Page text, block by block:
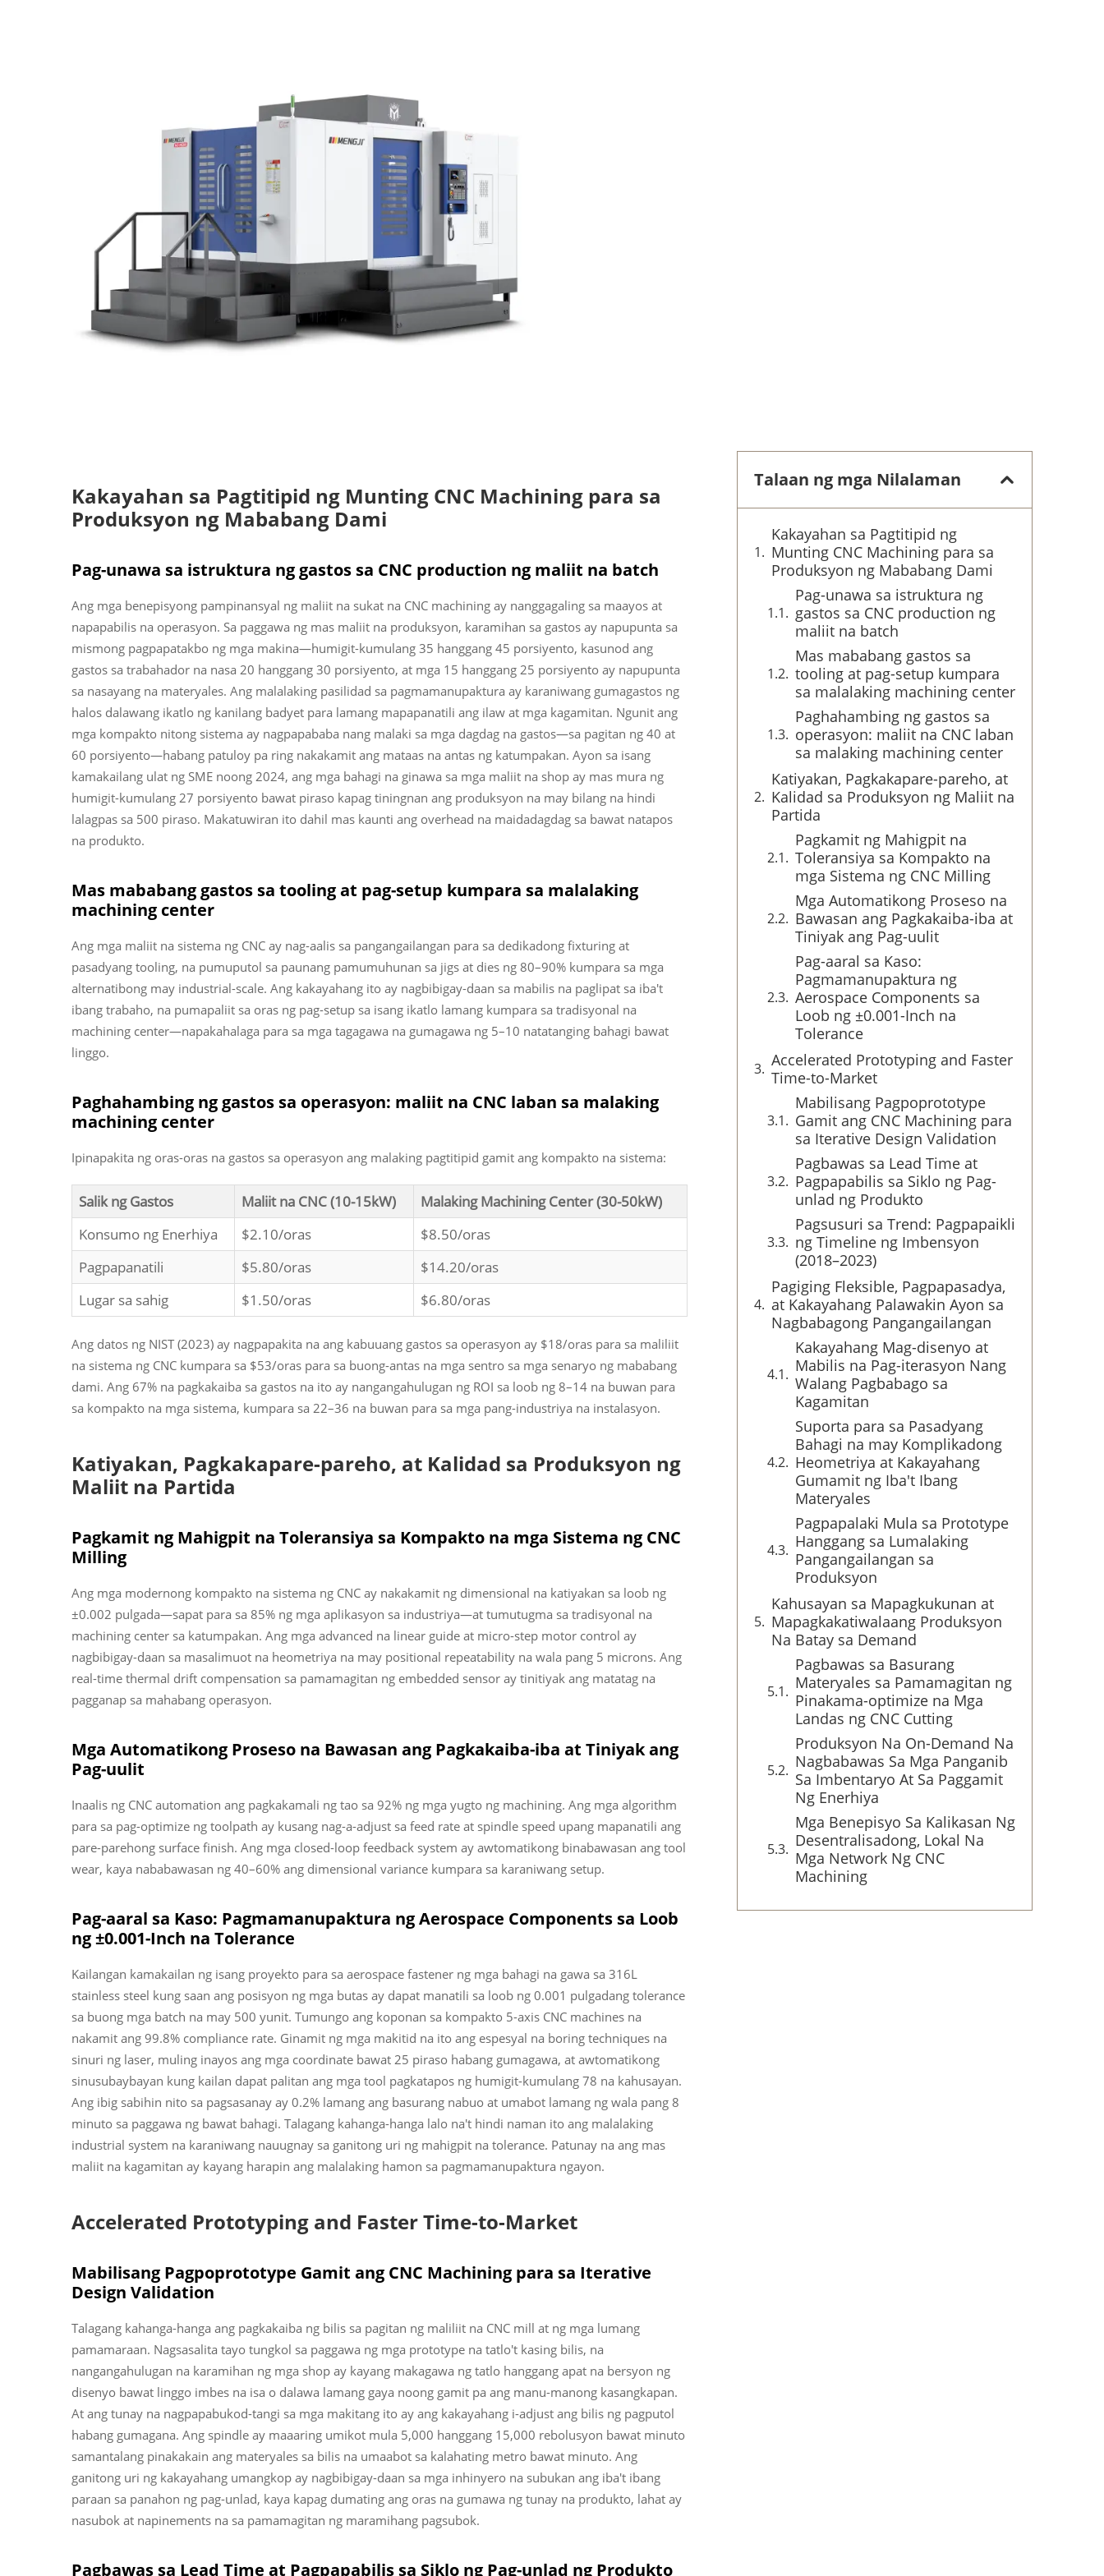
Industriya Ng Kagamitan
Pagsasakay Ng Enerhiya Sa
Kakayahan sa Pagtitipid ng Munting CNC Machining para sa
Produksyon ng Mababang Dami
Pag-unawa sa istruktura ng gastos sa CNC production ng maliit na batch
Ang mga benepisyong pampinansyal ng maliit na sukat na CNC machining ay nanggagaling sa maayos at
napapabilis na operasyon. Sa paggawa ng mas maliit na produksyon, karamihan sa gastos ay napupunta sa
mismong pagpapatakbo ng mga makina—humigit-kumulang 35 hanggang 45 porsiyento, kasunod ang
gastos sa trabahador na nasa 20 hanggang 30 porsiyento, at mga 15 hanggang 25 porsiyento ay napupunta
sa nasayang na materyales. Ang malalaking pasilidad sa pagmamanupaktura ay karaniwang gumagastos ng
halos dalawang ikatlo ng kanilang badyet para lamang mapapanatili ang ilaw at mga kagamitan. Ngunit ang
mga kompakto nitong sistema ay nagpapababa nang malaki sa mga dagdag na gastos—sa pagitan ng 40 at
60 porsiyento—habang patuloy pa ring nakakamit ang mataas na antas ng katumpakan. Ayon sa isang
kamakailang ulat ng SME noong 2024, ang mga bahagi na ginawa sa mga maliit na shop ay mas mura ng
humigit-kumulang 27 porsiyento bawat piraso kapag tiningnan ang produksyon na may bilang na hindi
lalagpas sa 500 piraso. Makatuwiran ito dahil mas kaunti ang overhead na maidadagdag sa bawat natapos
na produkto.
Mas mababang gastos sa tooling at pag-setup kumpara sa malalaking
machining center
Ang mga maliit na sistema ng CNC ay nag-aalis sa pangangailangan para sa dedikadong fixturing at
pasadyang tooling, na pumuputol sa paunang pamumuhunan sa jigs at dies ng 80–90% kumpara sa mga
alternatibong may industrial-scale. Ang kakayahang ito ay nagbibigay-daan sa mabilis na paglipat sa iba't
ibang trabaho, na pumapaliit sa oras ng pag-setup sa isang ikatlo lamang kumpara sa tradisyonal na
machining center—napakahalaga para sa mga tagagawa na gumagawa ng 5–10 natatanging bahagi bawat
linggo.
Paghahambing ng gastos sa operasyon: maliit na CNC laban sa malaking
machining center
Ipinapakita ng oras-oras na gastos sa operasyon ang malaking pagtitipid gamit ang kompakto na sistema:
Salik ng Gastos Maliit na CNC (10-15kW)
Malaking Machining Center (30-50kW)
Konsumo ng Enerhiya
$2.10/oras
$8.50/oras
Pagpapanatili
$5.80/oras
$14.20/oras
Lugar sa sahig
$1.50/oras $6.80/oras
Ang datos ng NIST (2023) ay nagpapakita na ang kabuuang gastos sa operasyon ay $18/oras para sa maliliit
na sistema ng CNC kumpara sa $53/oras para sa buong-antas na mga sentro sa mga senaryo ng mababang
dami. Ang 67% na pagkakaiba sa gastos na ito ay nangangahulugan ng ROI sa loob ng 8–14 na buwan para
sa kompakto na mga sistema, kumpara sa 22–36 na buwan para sa mga pang-industriya na instalasyon.
Katiyakan, Pagkakapare-pareho, at Kalidad sa Produksyon ng
Maliit na Partida
Pagkamit ng Mahigpit na Toleransiya sa Kompakto na mga Sistema ng CNC
Milling
Ang mga modernong kompakto na sistema ng CNC ay nakakamit ng dimensional na katiyakan sa loob ng
±0.002 pulgada—sapat para sa 85% ng mga aplikasyon sa industriya—at tumutugma sa tradisyonal na
machining center sa katumpakan. Ang mga advanced na linear guide at micro-step motor control ay
nagbibigay-daan sa masalimuot na heometriya na may positional repeatability na wala pang 5 microns. Ang
real-time thermal drift compensation sa pamamagitan ng embedded sensor ay tinitiyak ang matatag na
pagganap sa mahabang operasyon.
Mga Automatikong Proseso na Bawasan ang Pagkakaiba-iba at Tiniyak ang
Pag-uulit
Inaalis ng CNC automation ang pagkakamali ng tao sa 92% ng mga yugto ng machining. Ang mga algorithm
para sa pag-optimize ng toolpath ay kusang nag-a-adjust sa feed rate at spindle speed upang mapanatili ang
pare-parehong surface finish. Ang mga closed-loop feedback system ay awtomatikong binabawasan ang tool
wear, kaya nababawasan ng 40–60% ang dimensional variance kumpara sa karaniwang setup.
Pag-aaral sa Kaso: Pagmamanupaktura ng Aerospace Components sa Loob
ng ±0.001-Inch na Tolerance
Kailangan kamakailan ng isang proyekto para sa aerospace fastener ng mga bahagi na gawa sa 316L
stainless steel kung saan ang posisyon ng mga butas ay dapat manatili sa loob ng 0.001 pulgadang tolerance
sa buong mga batch na may 500 yunit. Tumungo ang koponan sa kompakto 5-axis CNC machines na
nakamit ang 99.8% compliance rate. Ginamit ng mga makitid na ito ang espesyal na boring techniques na
sinuri ng laser, muling inayos ang mga coordinate bawat 25 piraso habang gumagawa, at awtomatikong
sinusubaybayan kung kailan dapat palitan ang mga tool pagkatapos ng humigit-kumulang 78 na kahusayan.
Ang ibig sabihin nito sa pagsasanay ay 0.2% lamang ang basurang nabuo at umabot lamang ng wala pang 8
minuto sa paggawa ng bawat bahagi. Talagang kahanga-hanga lalo na't hindi naman ito ang malalaking
industrial system na karaniwang nauugnay sa ganitong uri ng mahigpit na tolerance. Patunay na ang mas
maliit na kagamitan ay kayang harapin ang malalaking hamon sa pagmamanupaktura ngayon.
Accelerated Prototyping and Faster Time-to-Market
Mabilisang Pagpoprototype Gamit ang CNC Machining para sa Iterative
Design Validation
Talagang kahanga-hanga ang pagkakaiba ng bilis sa pagitan ng maliliit na CNC mill at ng mga lumang
pamamaraan. Nagsasalita tayo tungkol sa paggawa ng mga prototype na tatlo't kasing bilis, na
nangangahulugan na karamihan ng mga shop ay kayang makagawa ng tatlo hanggang apat na bersyon ng
disenyo bawat linggo imbes na isa o dalawa lamang gaya noong gamit pa ang manu-manong kasangkapan.
At ang tunay na nagpapabukod-tangi sa mga makitang ito ay ang kakayahang i-adjust ang bilis ng pagputol
habang gumagana. Ang spindle ay maaaring umikot mula 5,000 hanggang 15,000 rebolusyon bawat minuto
samantalang pinakakain ang materyales sa bilis na umaabot sa kalahating metro bawat minuto. Ang
ganitong uri ng kakayahang umangkop ay nagbibigay-daan sa mga inhinyero na subukan ang iba't ibang
paraan sa panahon ng pag-unlad, kaya kapag dumating ang oras na gumawa ng tunay na produkto, lahat ay
nasubok at napinements na sa pamamagitan ng maramihang pagsubok.
Pagbawas sa Lead Time at Pagpapabilis sa Siklo ng Pag-unlad ng Produkto
Talaan ng mga Nilalaman
Kakayahan sa Pagtitipid ng
Munting CNC Machining para sa
Produksyon ng Mababang Dami
Pag-unawa sa istruktura ng
gastos sa CNC production ng
maliit na batch
Mas mababang gastos sa
tooling at pag-setup kumpara
sa malalaking machining center
Paghahambing ng gastos sa
operasyon: maliit na CNC laban
sa malaking machining center
Katiyakan, Pagkakapare-pareho, at
Kalidad sa Produksyon ng Maliit na
Partida
Pagkamit ng Mahigpit na
Toleransiya sa Kompakto na
mga Sistema ng CNC Milling
Mga Automatikong Proseso na
Bawasan ang Pagkakaiba-iba at
Tiniyak ang Pag-uulit
Pag-aaral sa Kaso:
Pagmamanupaktura ng
Aerospace Components sa
Loob ng ±0.001-Inch na
Tolerance
Accelerated Prototyping and Faster
Time-to-Market
Mabilisang Pagpoprototype
Gamit ang CNC Machining para
sa Iterative Design Validation
Pagbawas sa Lead Time at
Pagpapabilis sa Siklo ng Pag-
unlad ng Produkto
Pagsusuri sa Trend: Pagpapaikli
ng Timeline ng Imbensyon
(2018–2023)
Pagiging Fleksible, Pagpapasadya,
at Kakayahang Palawakin Ayon sa
Nagbabagong Pangangailangan
Kakayahang Mag-disenyo at
Mabilis na Pag-iterasyon Nang
Walang Pagbabago sa
Kagamitan
Suporta para sa Pasadyang
Bahagi na may Komplikadong
Heometriya at Kakayahang
Gumamit ng Iba't Ibang
Materyales
Pagpapalaki Mula sa Prototype
Hanggang sa Lumalaking
Pangangailangan sa
Produksyon
Kahusayan sa Mapagkukunan at
Mapagkakatiwalaang Produksyon
Na Batay sa Demand
Pagbawas sa Basurang
Materyales sa Pamamagitan ng
Pinakama-optimize na Mga
Landas ng CNC Cutting
Produksyon Na On-Demand Na
Nagbabawas Sa Mga Panganib
Sa Imbentaryo At Sa Paggamit
Ng Enerhiya
Mga Benepisyo Sa Kalikasan Ng
Desentralisadong, Lokal Na
Mga Network Ng CNC
Machining